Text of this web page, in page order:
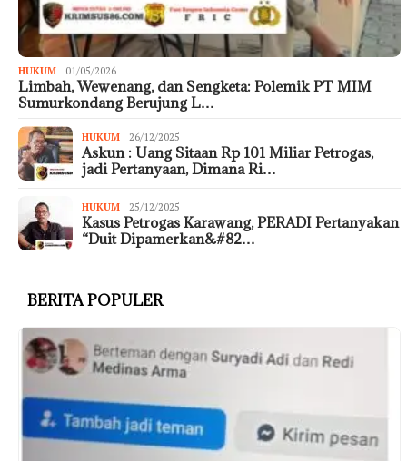
HUKUM 01/05/2026
Limbah, Wewenang, dan Sengketa: Polemik PT MIM
Sumurkondang Berujung L…
HUKUM 26/12/2025
Askun : Uang Sitaan Rp 101 Miliar Petrogas,
jadi Pertanyaan, Dimana Ri…
HUKUM 25/12/2025
Kasus Petrogas Karawang, PERADI Pertanyakan
“Duit Dipamerkan&#82…
BERITA POPULER